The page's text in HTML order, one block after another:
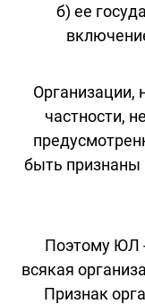
б) ее
Организации,
частности,
быть признаны
Поэтому ЮЛ
всякая
Признак